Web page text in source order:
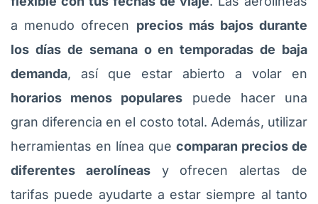
a menudo ofrecen precios más bajos durante
los días de semana o en temporadas de baja
demanda, así que estar abierto a volar en
horarios menos populares puede hacer una
gran diferencia en el costo total. Además, utilizar
herramientas en línea que comparan precios de
diferentes aerolíneasy ofrecen alertas de
tarifas puede ayudarte a estar siempre al tanto